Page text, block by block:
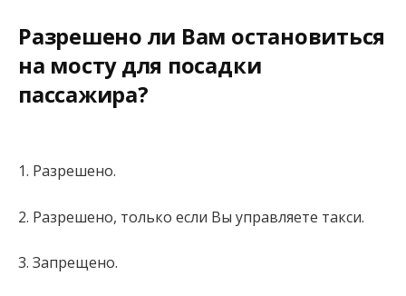
Разрешено ли Вам остановиться
на мосту для посадки
пассажира?
1. Разрешено.
2. Разрешено, только если Вы управляете такси.
3. Запрещено.